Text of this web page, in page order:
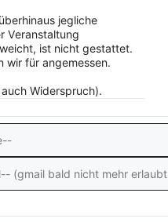
jegliche
Veranstaltung
ist nicht gestattet.
wir für angemessen.
Widerspruch).